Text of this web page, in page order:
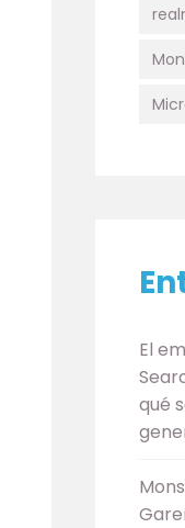
El
qué